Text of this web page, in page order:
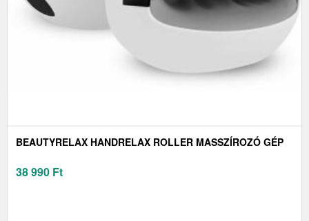
BEAUTYRELAX HANDRELAX ROLLER MASSZÍROZÓ GÉP
38 990 Ft